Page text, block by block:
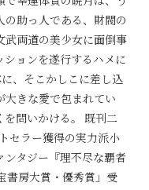
の助っ人である、財閥の
武両道の美少女に面倒事
ションを遂行するハメに
、そこかしこに差し込
大きな愛で包まれてい
を問いかける。 既刊二
セラー獲得の実力派小
タジー『理不尽な覇者
書房大賞・優秀賞」受